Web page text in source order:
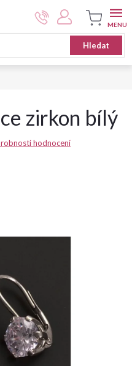
Hledat
Nákupní
košík
zirkon bílý
hodnocení